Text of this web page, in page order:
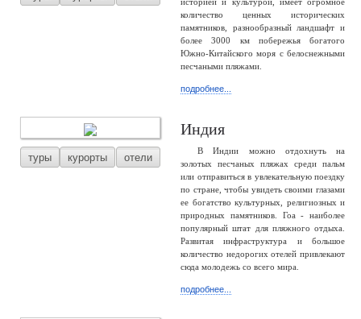
количество ценных исторических
памятников, разнообразный ландшафт и
более 3000 км побережья богатого
Южно-Китайского моря с белоснежными
песчаными пляжами.
подробнее...
туры курорты отели
Индия
В Индии можно отдохнуть на
золотых песчаных пляжах среди пальм
или отправиться в увлекательную поездку
по стране, чтобы увидеть своими глазами
ее богатство культурных, религиозных и
природных памятников. Гоа - наиболее
популярный штат для пляжного отдыха.
Развитая инфраструктура и большое
количество недорогих отелей привлекают
сюда молодежь со всего мира.
подробнее...